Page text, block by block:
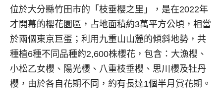
位於大分縣竹田市的「枝垂櫻之里」，是在2022年
才開幕的櫻花園區，占地面積約3萬平方公頃，相當
於兩個東京巨蛋；利用九重山山麓的傾斜地勢，共
種植6種不同品種約2,600株櫻花，包含：大漁櫻、
小松乙女櫻、陽光櫻、八重枝垂櫻、思川櫻及牡丹
櫻，由於各自花期不同，約有長達1個半月賞花期。